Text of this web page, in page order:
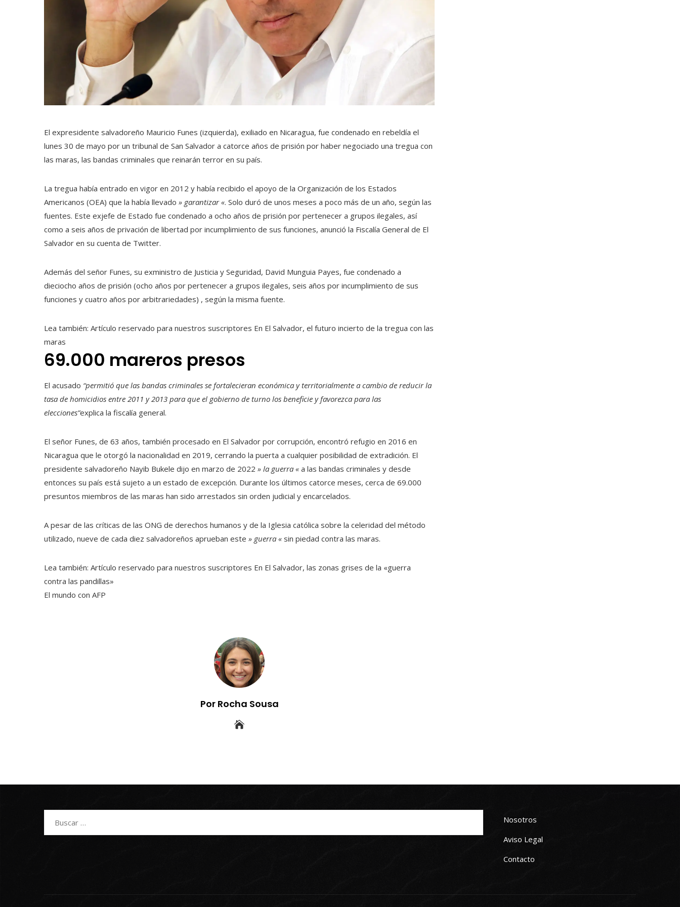
El expresidente salvadoreño Mauricio Funes (izquierda), exiliado en Nicaragua, fue condenado en rebeldía el
lunes 30 de mayo por un tribunal de San Salvador a catorce años de prisión por haber negociado una tregua con
las maras, las bandas criminales que reinarán terror en su país.
La tregua había entrado en vigor en 2012 y había recibido el apoyo de la Organización de los Estados
Americanos (OEA) que la había llevado » garantizar «. Solo duró de unos meses a poco más de un año, según las
fuentes. Este exjefe de Estado fue condenado a ocho años de prisión por pertenecer a grupos ilegales, así
como a seis años de privación de libertad por incumplimiento de sus funciones, anunció la Fiscalía General de El
Salvador en su cuenta de Twitter.
Además del señor Funes, su exministro de Justicia y Seguridad, David Munguia Payes, fue condenado a
dieciocho años de prisión (ocho años por pertenecer a grupos ilegales, seis años por incumplimiento de sus
funciones y cuatro años por arbitrariedades) , según la misma fuente.
Lea también: Artículo reservado para nuestros suscriptores En El Salvador, el futuro incierto de la tregua con las
maras
69.000 mareros presos
El acusado “permitió que las bandas criminales se fortalecieran económica y territorialmente a cambio de reducir la
tasa de homicidios entre 2011 y 2013 para que el gobierno de turno los beneficie y favorezca para las
elecciones”explica la fiscalía general.
El señor Funes, de 63 años, también procesado en El Salvador por corrupción, encontró refugio en 2016 en
Nicaragua que le otorgó la nacionalidad en 2019, cerrando la puerta a cualquier posibilidad de extradición. El
presidente salvadoreño Nayib Bukele dijo en marzo de 2022 » la guerra « a las bandas criminales y desde
entonces su país está sujeto a un estado de excepción. Durante los últimos catorce meses, cerca de 69.000
presuntos miembros de las maras han sido arrestados sin orden judicial y encarcelados.
A pesar de las críticas de las ONG de derechos humanos y de la Iglesia católica sobre la celeridad del método
utilizado, nueve de cada diez salvadoreños aprueban este » guerra « sin piedad contra las maras.
Lea también: Artículo reservado para nuestros suscriptores En El Salvador, las zonas grises de la «guerra
contra las pandillas»
El mundo con AFP
Por Rocha Sousa
Nosotros
Aviso Legal
Contacto